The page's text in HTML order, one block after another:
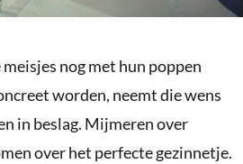
nog met hun poppen
worden, neemt die wens
in beslag. Mijmeren over
over het perfecte gezinnetje.